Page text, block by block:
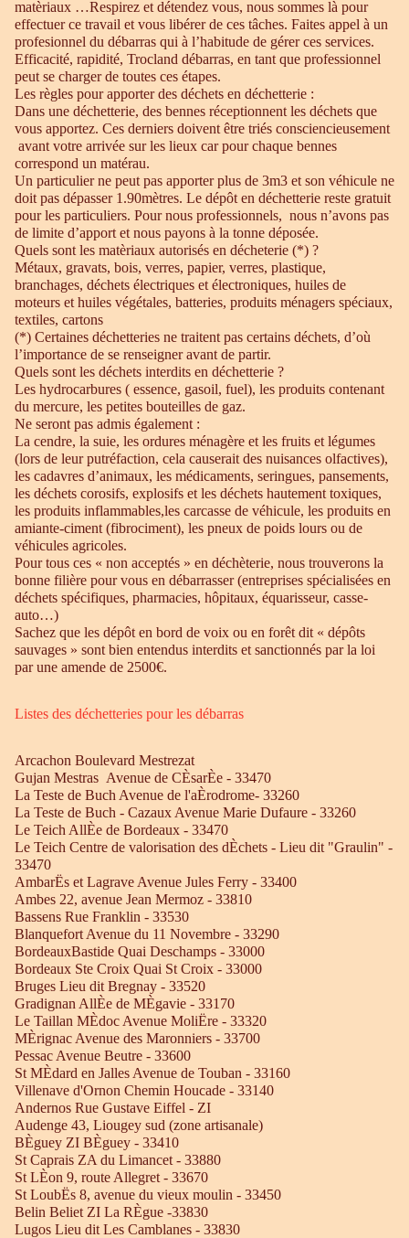
matèriaux …Respirez et détendez vous, nous sommes là pour
effectuer ce travail et vous libérer de ces tâches. Faites appel à un
profesionnel du débarras qui à l’habitude de gérer ces services.
Efficacité, rapidité, Trocland débarras, en tant que professionnel
peut se charger de toutes ces étapes.
Les règles pour apporter des déchets en déchetterie :
Dans une déchetterie, des bennes réceptionnent les déchets que
vous apportez. Ces derniers doivent être triés consciencieusement
avant votre arrivée sur les lieux car pour chaque bennes
correspond un matérau.
Un particulier ne peut pas apporter plus de 3m3 et son véhicule ne
doit pas dépasser 1.90mètres. Le dépôt en déchetterie reste gratuit
pour les particuliers. Pour nous professionnels, nous n’avons pas
de limite d’apport et nous payons à la tonne déposée.
Quels sont les matèriaux autorisés en décheterie (*) ?
Métaux, gravats, bois, verres, papier, verres, plastique,
branchages, déchets électriques et électroniques, huiles de
moteurs et huiles végétales, batteries, produits ménagers spéciaux,
textiles, cartons
(*) Certaines déchetteries ne traitent pas certains déchets, d’où
l’importance de se renseigner avant de partir.
Quels sont les déchets interdits en déchetterie ?
Les hydrocarbures ( essence, gasoil, fuel), les produits contenant
du mercure, les petites bouteilles de gaz.
Ne seront pas admis également :
La cendre, la suie, les ordures ménagère et les fruits et légumes
(lors de leur putréfaction, cela causerait des nuisances olfactives),
les cadavres d’animaux, les médicaments, seringues, pansements,
les déchets corosifs, explosifs et les déchets hautement toxiques,
les produits inflammables,les carcasse de véhicule, les produits en
amiante-ciment (fibrociment), les pneux de poids lours ou de
véhicules agricoles.
Pour tous ces « non acceptés » en déchèterie, nous trouverons la
bonne filière pour vous en débarrasser (entreprises spécialisées en
déchets spécifiques, pharmacies, hôpitaux, équarisseur, casse-
auto…)
Sachez que les dépôt en bord de voix ou en forêt dit « dépôts
sauvages » sont bien entendus interdits et sanctionnés par la loi
par une amende de 2500€.
Listes des déchetteries pour les débarras
Arcachon Boulevard Mestrezat
Gujan Mestras Avenue de CÈsarÈe - 33470
La Teste de Buch Avenue de l'aÈrodrome- 33260
La Teste de Buch - Cazaux Avenue Marie Dufaure - 33260
Le Teich AllÈe de Bordeaux - 33470
Le Teich Centre de valorisation des dÈchets - Lieu dit "Graulin" -
33470
AmbarËs et Lagrave Avenue Jules Ferry - 33400
Ambes 22, avenue Jean Mermoz - 33810
Bassens Rue Franklin - 33530
Blanquefort Avenue du 11 Novembre - 33290
BordeauxBastide Quai Deschamps - 33000
Bordeaux Ste Croix Quai St Croix - 33000
Bruges Lieu dit Bregnay - 33520
Gradignan AllÈe de MÈgavie - 33170
Le Taillan MÈdoc Avenue MoliËre - 33320
MÈrignac Avenue des Maronniers - 33700
Pessac Avenue Beutre - 33600
St MÈdard en Jalles Avenue de Touban - 33160
Villenave d'Ornon Chemin Houcade - 33140
Andernos Rue Gustave Eiffel - ZI
Audenge 43, Liougey sud (zone artisanale)
BÈguey ZI BÈguey - 33410
St Caprais ZA du Limancet - 33880
St LÈon 9, route Allegret - 33670
St LoubËs 8, avenue du vieux moulin - 33450
Belin Beliet ZI La RÈgue -33830
Lugos Lieu dit Les Camblanes - 33830